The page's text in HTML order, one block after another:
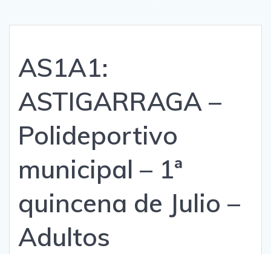
AS1A1:
ASTIGARRAGA –
Polideportivo
municipal – 1ª
quincena de Julio –
Adultos